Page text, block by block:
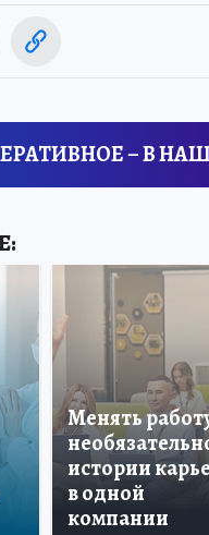
– В
Менять
истории
в одной
компании